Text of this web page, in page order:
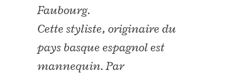
Faubourg.
Cette styliste, originaire du
pays basque espagnol est
mannequin. Par